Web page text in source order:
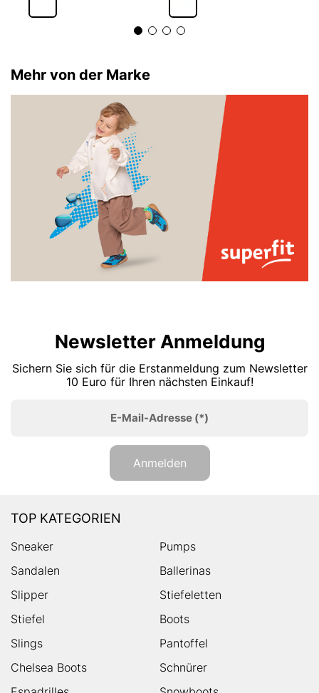
Mehr von der Marke
Newsletter Anmeldung
Sichern Sie sich für die Erstanmeldung zum Newsletter
10 Euro für Ihren nächsten Einkauf!
E-Mail-Adresse (*)
Anmelden
TOP KATEGORIEN
Sneaker
Pumps
Sandalen
Ballerinas
Slipper
Stiefeletten
Stiefel
Boots
Slings
Pantoffel
Chelsea Boots
Schnürer